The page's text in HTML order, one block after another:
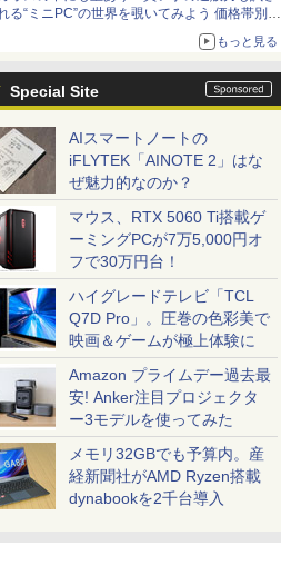
る“ミニPC”の世界を覗いてみよう 価格帯別に
様や特徴を整理、11製品をピックアップ text
もっと見る
Special Site
AIスマートノートの
iFLYTEK「AINOTE 2」はな
ぜ魅力的なのか？
マウス、RTX 5060 Ti搭載ゲ
ーミングPCが7万5,000円オ
フで30万円台！
ハイグレードテレビ「TCL
Q7D Pro」。圧巻の色彩美で
映画＆ゲームが極上体験に
Amazon プライムデー過去最
安! Anker注目プロジェクタ
ー3モデルを使ってみた
メモリ32GBでも予算内。産
経新聞社がAMD Ryzen搭載
dynabookを2千台導入